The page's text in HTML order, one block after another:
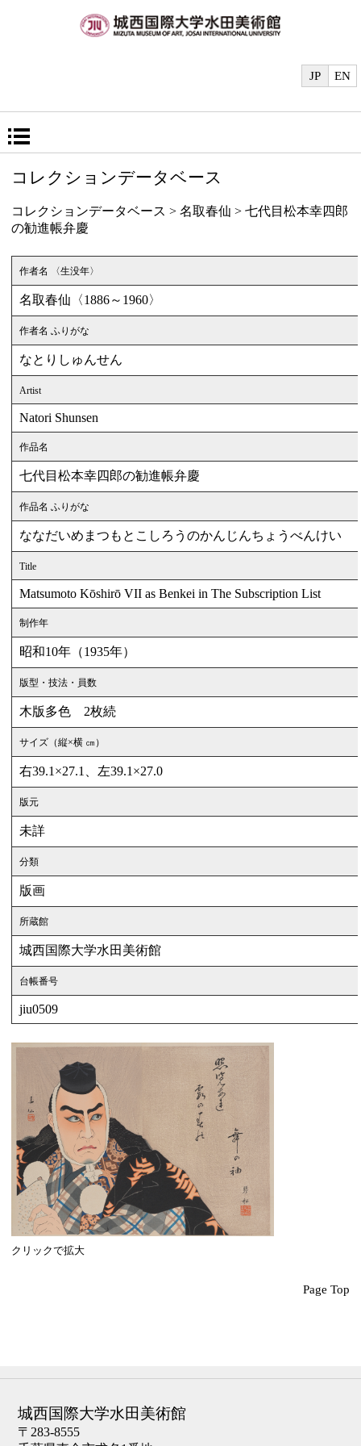
EN
JP
コレクションデータベース
コレクションデータベース > 名取春仙 > 七代目松本幸四郎
の勧進帳弁慶
作者名 〈生没年〉
名取春仙〈1886～1960〉
作者名 ふりがな
なとりしゅんせん
Artist
Natori Shunsen
作品名
七代目松本幸四郎の勧進帳弁慶
作品名 ふりがな
ななだいめまつもとこしろうのかんじんちょうべんけい
Title
Matsumoto Kōshirō VII as Benkei in The Subscription List
制作年
昭和10年（1935年）
版型・技法・員数
木版多色 2枚続
サイズ（縦×横 ㎝）
右39.1×27.1、左39.1×27.0
版元
未詳
分類
版画
所蔵館
城西国際大学水田美術館
台帳番号
jiu0509
クリックで拡大
Page Top
城西国際大学水田美術館
〒283-8555